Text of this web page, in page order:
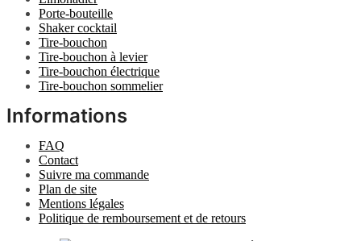
Porte-bouteille
Shaker cocktail
Tire-bouchon
Tire-bouchon à levier
Tire-bouchon électrique
Tire-bouchon sommelier
Informations
FAQ
Contact
Suivre ma commande
Plan de site
Mentions légales
Politique de remboursement et de retours